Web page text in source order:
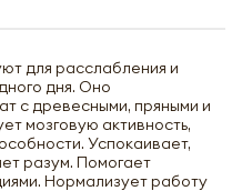
для расслабления и
дня. Оно
с древесными, пряными и
мозговую активность,
Успокаивает,
разум. Помогает
Нормализует работу